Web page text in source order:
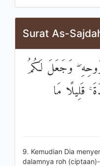
Surat As-
وَجَعَلَ لَكُمُ
قَلِيلًا مَا
9. Kemudian Dia
dalamnya roh